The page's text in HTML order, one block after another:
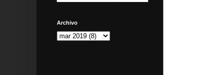
Archivo